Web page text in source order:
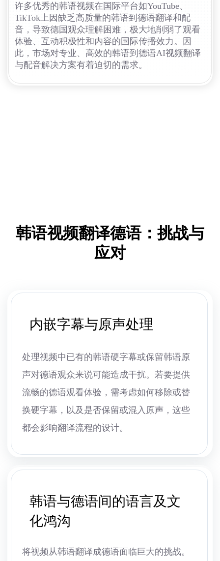
许多优秀的韩语视频在国际平台如YouTube、
TikTok上因缺乏高质量的韩语到德语翻译和配
音，导致德国观众理解困难，极大地削弱了观看
体验、互动积极性和内容的国际传播效力。因
此，市场对专业、高效的韩语到德语AI视频翻译
与配音解决方案有着迫切的需求。
韩语视频翻译德语：挑战与
应对
内嵌字幕与原声处理
处理视频中已有的韩语硬字幕或保留韩语原
声对德语观众来说可能造成干扰。若要提供
流畅的德语观看体验，需考虑如何移除或替
换硬字幕，以及是否保留或混入原声，这些
都会影响翻译流程的设计。
韩语与德语间的语言及文
化鸿沟
将视频从韩语翻译成德语面临巨大的挑战。